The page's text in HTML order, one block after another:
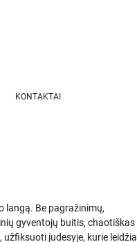
KONTAKTAI
langą. Be pagražinimų,
gyventojų buitis, chaotiškas
judesyje, kurie leidžia